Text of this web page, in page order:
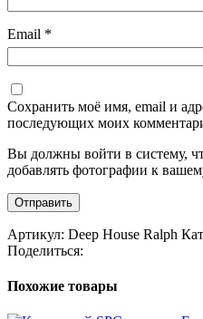
Email *
Сохранить моё имя, email и
последующих моих
Вы должны войти в систему,
добавлять фотографии к
Артикул: Deep House Ralph
Поделиться:
Похожие товары